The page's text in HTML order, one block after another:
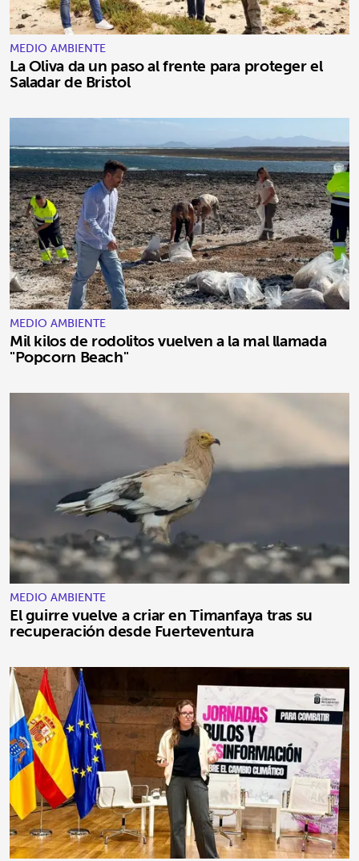
MEDIO AMBIENTE
La Oliva da un paso al frente para proteger el
Saladar de Bristol
MEDIO AMBIENTE
Mil kilos de rodolitos vuelven a la mal llamada
"Popcorn Beach"
MEDIO AMBIENTE
El guirre vuelve a criar en Timanfaya tras su
recuperación desde Fuerteventura